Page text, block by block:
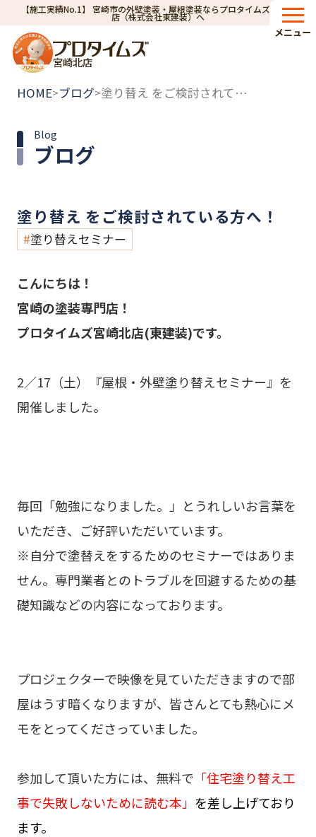
【施工実績No.1】 宮崎市の外壁塗装・屋根塗装ならプロタイムズ宮崎北
店（株式会社東建装）へ
宮崎北店
メニュー
HOME>ブログ> 塗り替え をご検討されている方へ！
ブログ
Blog
塗り替え をご検討されている方へ！
塗り替えセミナー
こんにちは！
宮崎の塗装専門店！
プロタイムズ宮崎北店(東建装)です。
2／17（土）『屋根・外壁塗り替えセミナー』を
開催しました。
毎回「勉強になりました。」とうれしいお言葉を
いただき、ご好評いただいています。
※自分で塗替えをするためのセミナーではありま
せん。専門業者とのトラブルを回避するための基
礎知識などの内容になっております。
プロジェクターで映像を見ていただきますので部
屋はうす暗くなりますが、皆さんとても熱心にメ
モをとってくださっていました。
参加して頂いた方には、無料で 「住宅塗り替え工
事で失敗しないために読む本」 を差し上げており
ます。